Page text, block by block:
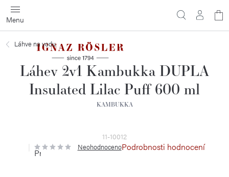
Přejít
na
obsah
Láhve na vodu
Láhev 2v1 Kambukka DUPLA
Insulated Lilac Puff 600 ml
KAMBUKKA
11-10012
Průměrné
hodnocení
NeohodnocenoPodrobnosti hodnocení